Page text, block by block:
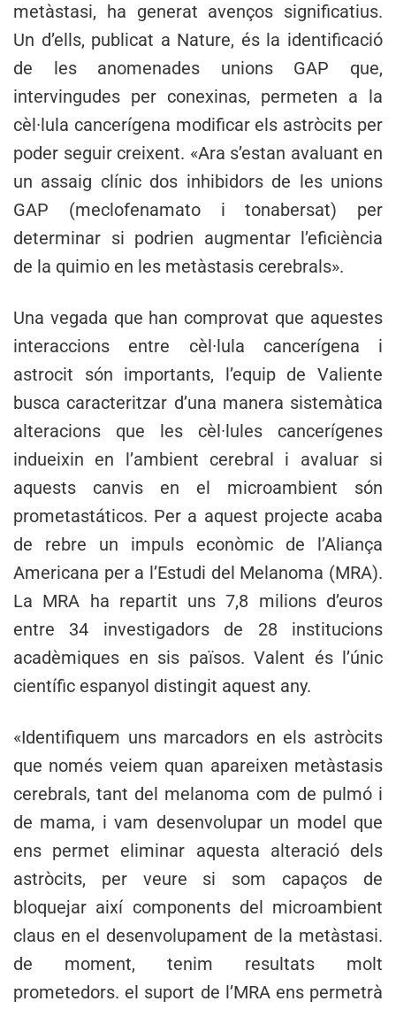
metàstasi, ha generat avenços significatius.
Un d’ells, publicat a Nature, és la identificació
de les anomenades unions GAP que,
intervingudes per conexinas, permeten a la
cèl·lula cancerígena modificar els astròcits per
poder seguir creixent. «Ara s’estan avaluant en
un assaig clínic dos inhibidors de les unions
GAP (meclofenamato i tonabersat) per
determinar si podrien augmentar l’eficiència
de la quimio en les metàstasis cerebrals».
Una vegada que han comprovat que aquestes
interaccions entre cèl·lula cancerígena i
astrocit són importants, l’equip de Valiente
busca caracteritzar d’una manera sistemàtica
alteracions que les cèl·lules cancerígenes
indueixin en l’ambient cerebral i avaluar si
aquests canvis en el microambient són
prometastáticos. Per a aquest projecte acaba
de rebre un impuls econòmic de l’Aliança
Americana per a l’Estudi del Melanoma (MRA).
La MRA ha repartit uns 7,8 milions d’euros
entre 34 investigadors de 28 institucions
acadèmiques en sis països. Valent és l’únic
científic espanyol distingit aquest any.
«Identifiquem uns marcadors en els astròcits
que només veiem quan apareixen metàstasis
cerebrals, tant del melanoma com de pulmó i
de mama, i vam desenvolupar un model que
ens permet eliminar aquesta alteració dels
astròcits, per veure si som capaços de
bloquejar així components del microambient
claus en el desenvolupament de la metàstasi.
de moment, tenim resultats molt
prometedors. el suport de l’MRA ens permetrà